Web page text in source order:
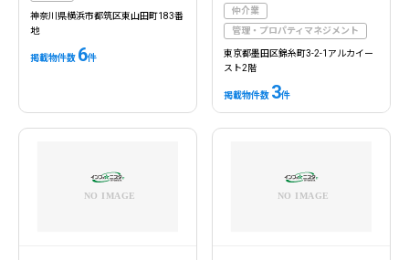
神奈川県横浜市都筑区東山田町183番
地
掲載物件数 6件
仲介業
管理・プロパティマネジメント
東京都墨田区錦糸町3-2-1アルカイー
スト2階
掲載物件数 3件